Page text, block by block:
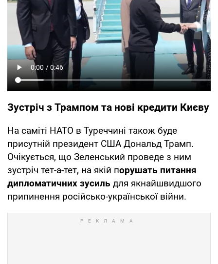
Зустріч з Трампом та нові кредити Києву
На саміті НАТО в Туреччині також буде
присутній президент США Дональд Трамп.
Очікується, що Зеленський проведе з ним
зустріч тет-а-тет, на якій порушать питання
дипломатичних зусиль для якнайшвидшого
припинення російсько-української війни.